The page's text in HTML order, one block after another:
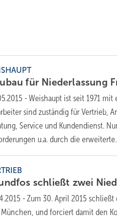
für Niederlassung
- Weishaupt ist seit 1971
sind zuständig für Vertrieb,
Service und Kundendienst.
u.a. durch die
schließt zwei
- Zum 30. April 2015 schließt
und forciert damit den